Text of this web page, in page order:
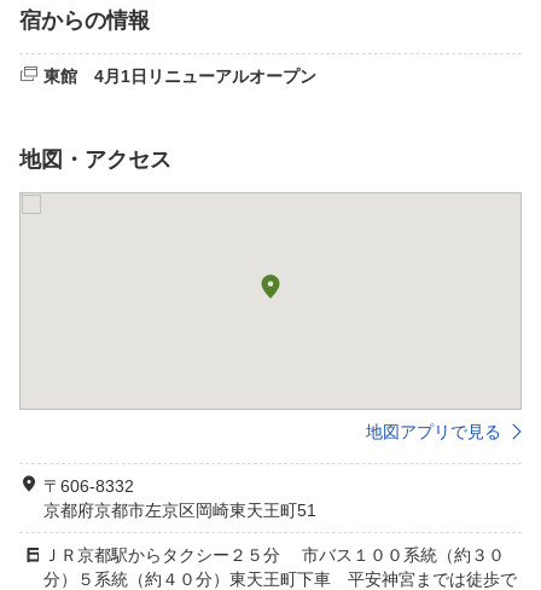
宿からの情報
東館 4月1日リニューアルオープン
地図・アクセス
地図アプリで見る
〒606-8332
京都府京都市左京区岡崎東天王町51
ＪＲ京都駅からタクシー２５分 市バス１００系統（約３０
分）５系統（約４０分）東天王町下車 平安神宮までは徒歩で